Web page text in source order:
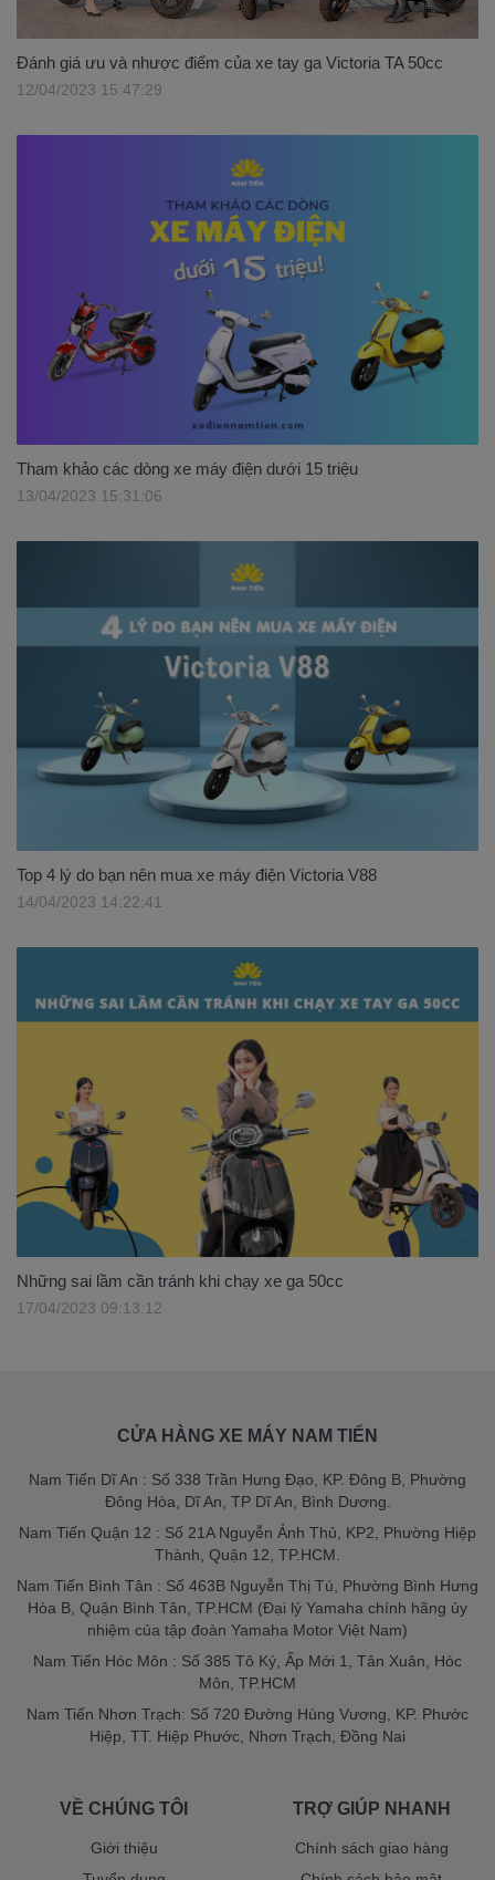
Đánh giá ưu và nhược điểm của xe tay ga Victoria TA 50cc
12/04/2023 15:47:29
Tham khảo các dòng xe máy điện dưới 15 triệu
13/04/2023 15:31:06
Top 4 lý do bạn nên mua xe máy điện Victoria V88
14/04/2023 14:22:41
Những sai lầm cần tránh khi chạy xe ga 50cc
17/04/2023 09:13:12
CỬA HÀNG XE MÁY NAM TIẾN
Nam Tiến Dĩ An : Số 338 Trần Hưng Đạo, KP. Đông B, Phường
Đông Hòa, Dĩ An, TP Dĩ An, Bình Dương.
Nam Tiến Quận 12 : Số 21A Nguyễn Ảnh Thủ, KP2, Phường Hiệp
Thành, Quận 12, TP.HCM.
Nam Tiến Bình Tân : Số 463B Nguyễn Thị Tú, Phường Bình Hưng
Hòa B, Quận Bình Tân, TP.HCM (Đại lý Yamaha chính hãng ủy
nhiệm của tập đoàn Yamaha Motor Việt Nam)
Nam Tiến Hóc Môn : Số 385 Tô Ký, Ấp Mới 1, Tân Xuân, Hóc
Môn, TP.HCM
Nam Tiến Nhơn Trạch: Số 720 Đường Hùng Vương, KP. Phước
Hiệp, TT. Hiệp Phước, Nhơn Trạch, Đồng Nai
VỀ CHÚNG TÔI
Giới thiệu
TRỢ GIÚP NHANH
Chính sách giao hàng